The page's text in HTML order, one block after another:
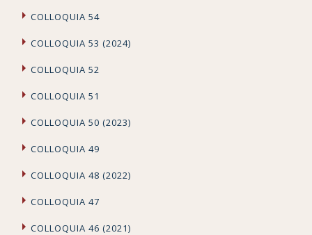
COLLOQUIA 54
COLLOQUIA 53 (2024)
COLLOQUIA 52
COLLOQUIA 51
COLLOQUIA 50 (2023)
COLLOQUIA 49
COLLOQUIA 48 (2022)
COLLOQUIA 47
COLLOQUIA 46 (2021)